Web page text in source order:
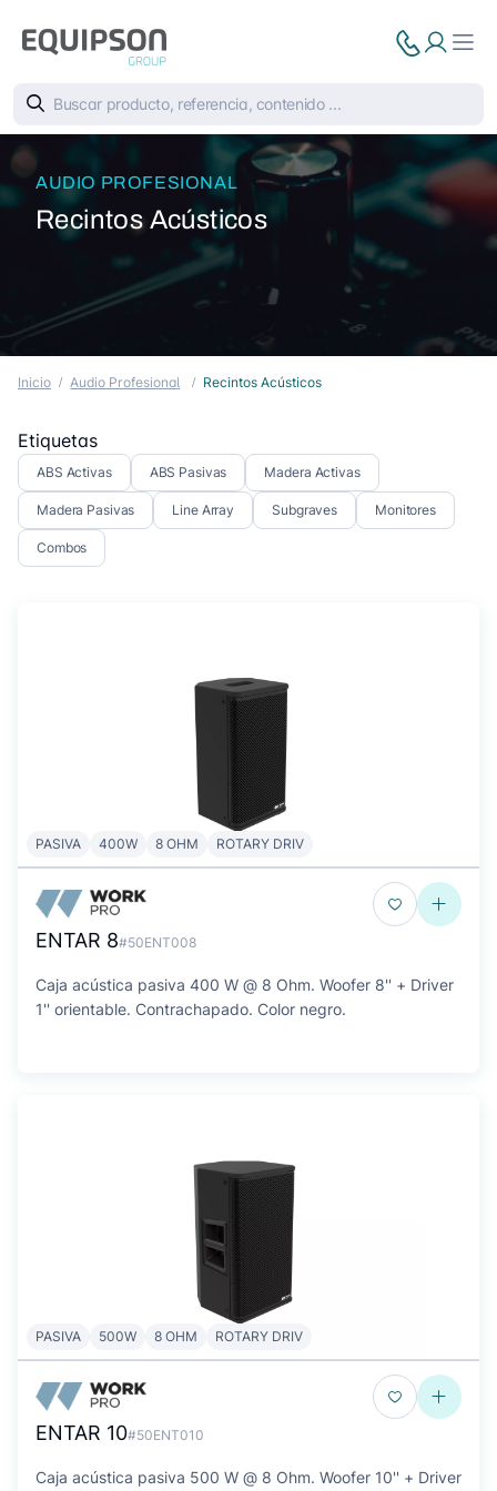
AUDIO PROFESIONAL
Recintos Acústicos
Inicio Audio Profesional Recintos Acústicos
Etiquetas
ABS Activas ABS Pasivas Madera Activas
Madera Pasivas Line Array Subgraves Monitores
Combos
PASIVA 400W 8 OHM ROTARY DRIV
ENTAR 8#50ENT008
Caja acústica pasiva 400 W @ 8 Ohm. Woofer 8'' + Driver
1'' orientable. Contrachapado. Color negro.
PASIVA 500W 8 OHM ROTARY DRIV
ENTAR 10#50ENT010
Caja acústica pasiva 500 W @ 8 Ohm. Woofer 10'' + Driver